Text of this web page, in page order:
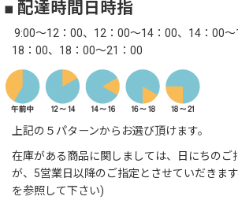
■ 配達時間日時指
9:00～12：00、12：00～14：00、14：00
18：00、18：00～21：00
上記の５パターンからお選び頂けます。
在庫がある商品に関しましては、日にちのご
が、5営業日以降のご指定とさせていだきま
を参照して下さい)